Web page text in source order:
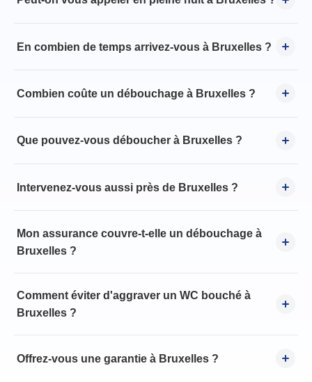
En combien de temps arrivez-vous à Bruxelles ?
Combien coûte un débouchage à Bruxelles ?
Que pouvez-vous déboucher à Bruxelles ?
Intervenez-vous aussi près de Bruxelles ?
Mon assurance couvre-t-elle un débouchage à
Bruxelles ?
Comment éviter d'aggraver un WC bouché à
Bruxelles ?
Offrez-vous une garantie à Bruxelles ?